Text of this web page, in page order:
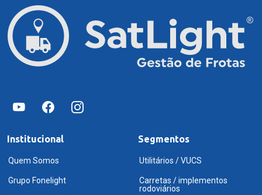
Institucional
Quem Somos
Grupo Fonelight
Segmentos
Utilitários / VUCS
Carretas / implementos
rodoviários